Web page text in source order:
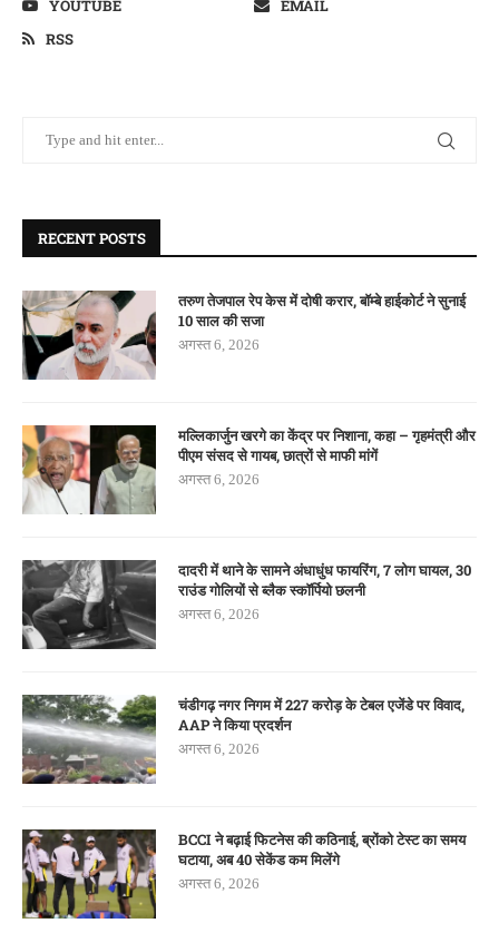
YOUTUBE
EMAIL
RSS
RECENT POSTS
तरुण तेजपाल रेप केस में दोषी करार, बॉम्बे हाईकोर्ट ने सुनाई
10 साल की सजा
अगस्त 6, 2026
मल्लिकार्जुन खरगे का केंद्र पर निशाना, कहा – गृहमंत्री और
पीएम संसद से गायब, छात्रों से माफी मांगें
अगस्त 6, 2026
दादरी में थाने के सामने अंधाधुंध फायरिंग, 7 लोग घायल, 30
राउंड गोलियों से ब्लैक स्कॉर्पियो छलनी
अगस्त 6, 2026
चंडीगढ़ नगर निगम में 227 करोड़ के टेबल एजेंडे पर विवाद,
AAP ने किया प्रदर्शन
अगस्त 6, 2026
BCCI ने बढ़ाई फिटनेस की कठिनाई, ब्रोंको टेस्ट का समय
घटाया, अब 40 सेकेंड कम मिलेंगे
अगस्त 6, 2026